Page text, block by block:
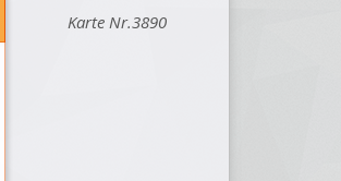
Karte Nr.3890